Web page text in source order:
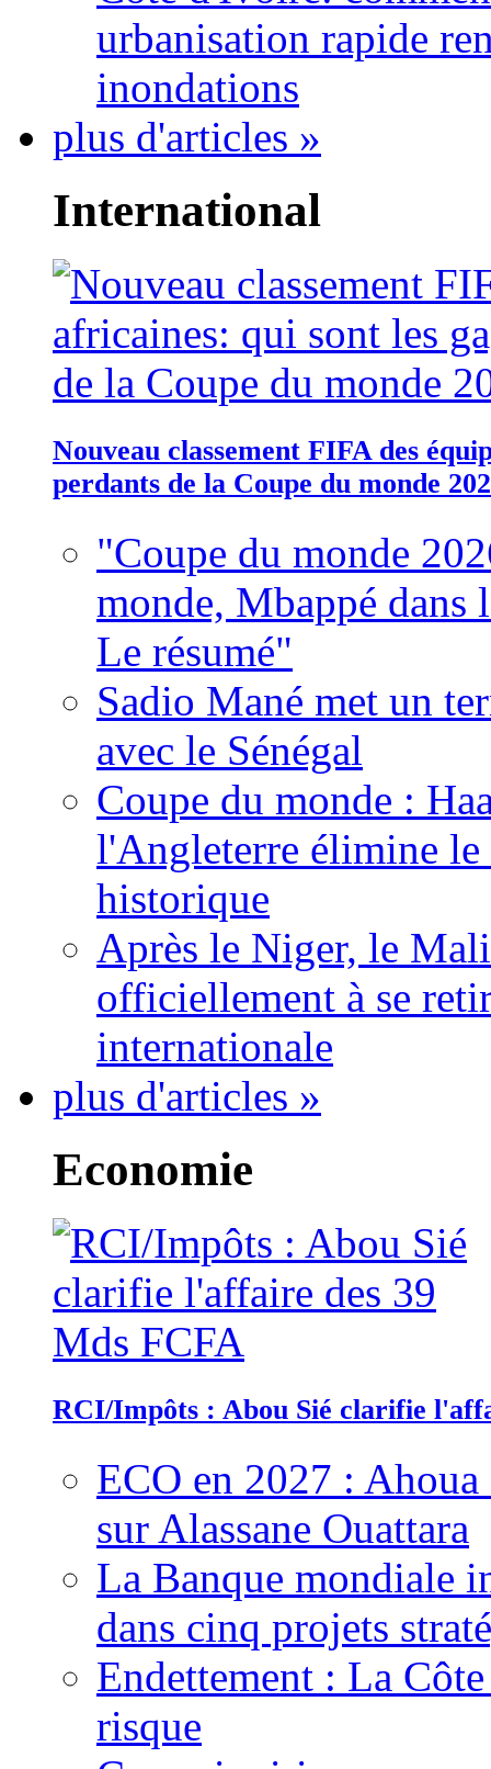
urbanisation rapide
inondations
plus d'articles »
International
Nouveau classement FIFA des
perdants de la Coupe du monde
"Coupe du monde
monde, Mbappé dans
Le résumé"
Sadio Mané met un
avec le Sénégal
Coupe du monde :
l'Angleterre élimine
historique
Après le Niger, le
officiellement à se
internationale
plus d'articles »
Economie
RCI/Impôts : Abou Sié clarifie
ECO en 2027 :
sur Alassane Ouattara
La Banque mondiale
dans cinq projets
Endettement : La
risque